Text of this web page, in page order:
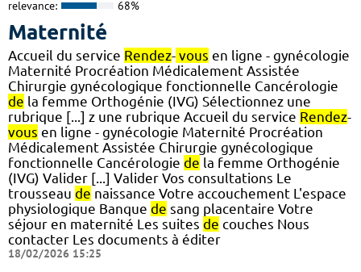
relevance: 68%
Maternité
Accueil du service Rendez- vous en ligne - gynécologie
Maternité Procréation Médicalement Assistée
Chirurgie gynécologique fonctionnelle Cancérologie
de la femme Orthogénie (IVG) Sélectionnez une
rubrique [...] z une rubrique Accueil du service Rendez-
vous en ligne - gynécologie Maternité Procréation
Médicalement Assistée Chirurgie gynécologique
fonctionnelle Cancérologie de la femme Orthogénie
(IVG) Valider [...] Valider Vos consultations Le
trousseau de naissance Votre accouchement L'espace
physiologique Banque de sang placentaire Votre
séjour en maternité Les suites de couches Nous
contacter Les documents à éditer
18/02/2026 15:25